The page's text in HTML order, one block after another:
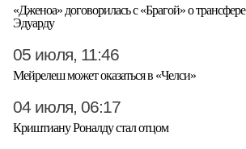
«Дженоа» договорилась с «Брагой» о трансфере
Эдуарду
05 июля, 11:46
Мейрелеш может оказаться в «Челси»
04 июля, 06:17
Криштиану Роналду стал отцом